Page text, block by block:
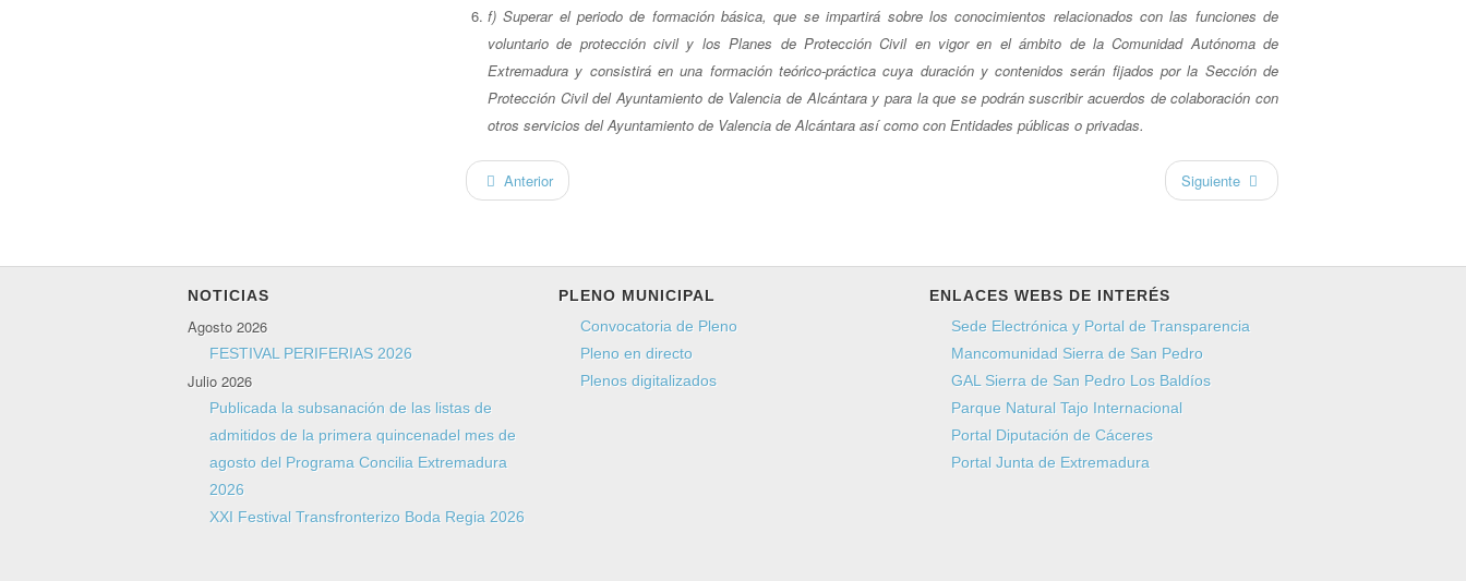
f) Superar el periodo de formación básica, que se impartirá sobre los conocimientos relacionados con las funciones de
voluntario de protección civil y los Planes de Protección Civil en vigor en el ámbito de la Comunidad Autónoma de
Extremadura y consistirá en una formación teórico-práctica cuya duración y contenidos serán fijados por la Sección de
Protección Civil del Ayuntamiento de Valencia de Alcántara y para la que se podrán suscribir acuerdos de colaboración con
otros servicios del Ayuntamiento de Valencia de Alcántara así como con Entidades públicas o privadas.
Anterior Siguiente
NOTICIAS
Agosto 2026
FESTIVAL PERIFERIAS 2026
Julio 2026
Publicada la subsanación de las listas de
admitidos de la primera quincenadel mes de
agosto del Programa Concilia Extremadura
2026
XXI Festival Transfronterizo Boda Regia 2026
PLENO MUNICIPAL
Convocatoria de Pleno
Pleno en directo
Plenos digitalizados
ENLACES WEBS DE INTERÉS
Sede Electrónica y Portal de Transparencia
Mancomunidad Sierra de San Pedro
GAL Sierra de San Pedro Los Baldíos
Parque Natural Tajo Internacional
Portal Diputación de Cáceres
Portal Junta de Extremadura